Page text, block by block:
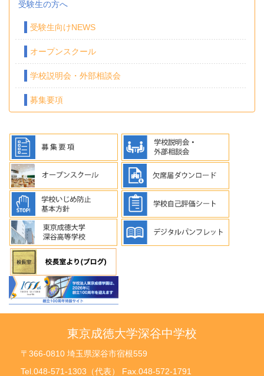
受験生の方へ
受験生向けNEWS
オープンスクール
学校説明会・外部相談会
募集要項
東京成徳大学深谷中学校
〒366-0810 埼玉県深谷市宿根559
Tel.048-571-1303（代表） Fax.048-572-1791